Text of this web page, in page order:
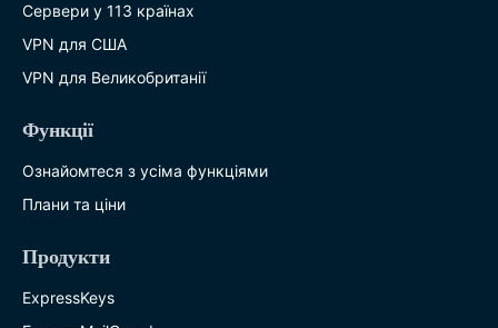
Сервери у 113 країнах
VPN для США
VPN для Великобританії
Функції
Ознайомтеся з усіма функціями
Плани та ціни
Продукти
ExpressKeys